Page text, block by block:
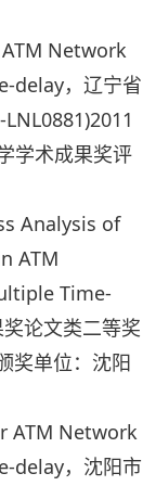
Network
delay，辽宁省
学术成果奖评
Analysis of
ATM
Time-
论文类二等奖
奖单位：沈阳
ATM Network
delay，沈阳市